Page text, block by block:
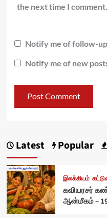
the next time I comment.
Notify me of follow-
Notify me of new
Latest Popular
இலக்கியம்
கவியரசர்
ஆன்மீகம் –